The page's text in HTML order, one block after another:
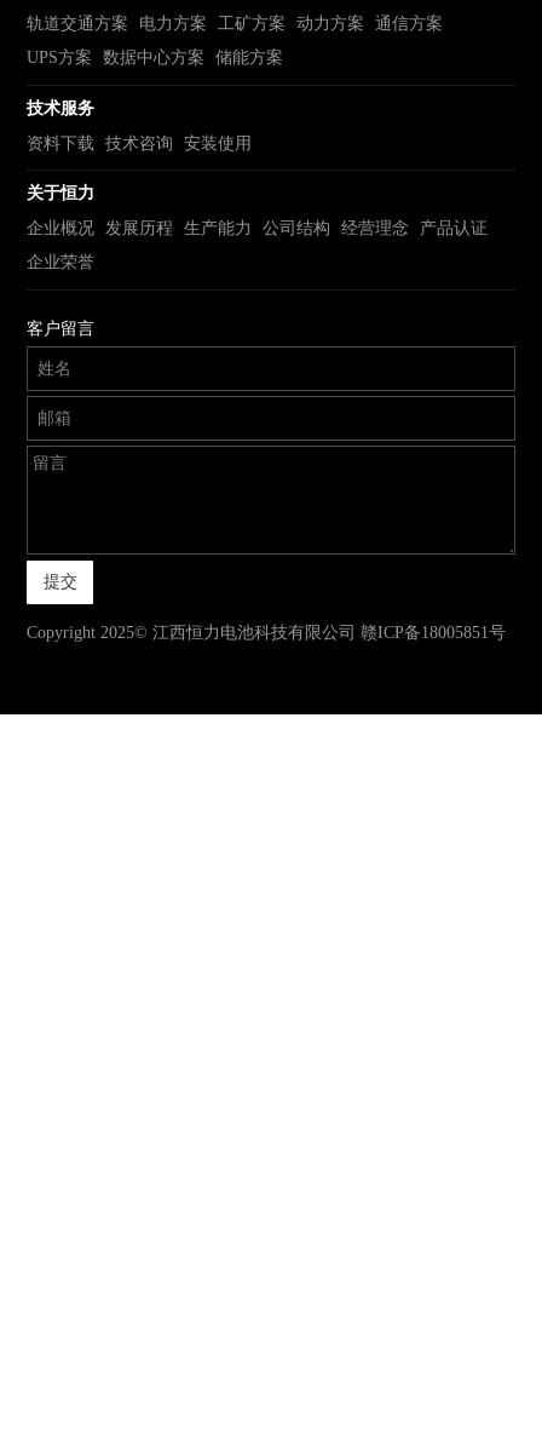
轨道交通方案
电力方案 工矿方案 动力方案
通信方案
UPS方案
数据中心方案 储能方案
技术服务
资料下载
技术咨询 安装使用
关于恒力
企业概况
发展历程 生产能力 公司结构 经营理念
产品认证
企业荣誉
客户留言
Copyright 2025© 江西恒力电池科技有限公司赣ICP备18005851号